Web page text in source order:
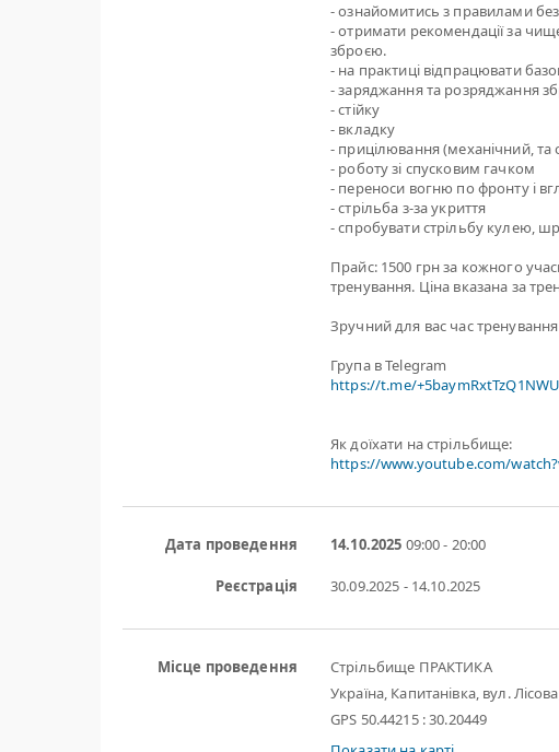
- ознайомитись з правилами
- отримати рекомендації за
зброєю.
- на практиці відпрацювати
- заряджання та розряджання
- стійку
- вкладку
- прицілювання (механічний,
- роботу зі спусковим гачком
- переноси вогню по фронту і
- стрільба з-за укриття
- спробувати стрільбу кулею,
Прайс: 1500 грн за кожного
тренування. Ціна вказана за
Зручний для вас час
Група в Telegram
https://t.me/
Як доїхати на стрільбище:
https://www.youtube.com/
Дата проведення 14.10.2025 09:00 - 20:00
Реєстрація 30.09.2025 - 14.10.2025
Місце проведення
Стрільбище ПРАКТИКА
Україна, Капитанівка, вул.
GPS 50.44215 : 30.20449